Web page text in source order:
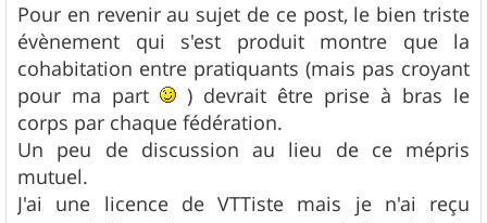
Pour en revenir au sujet de ce post, le bien triste
évènement qui s'est produit montre que la
cohabitation entre pratiquants (mais pas croyant
pour ma part
) devrait être prise à bras le
corps par chaque fédération.
Un peu de discussion au lieu de ce mépris
mutuel.
J'ai une licence de VTTiste mais je n'ai reçu